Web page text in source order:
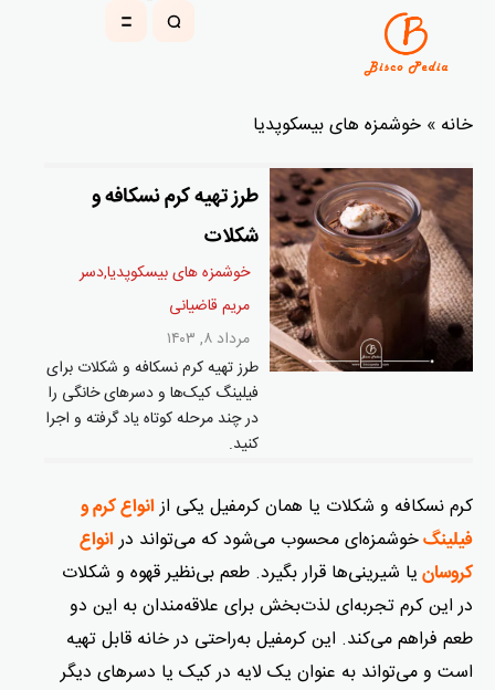
خانه » خوشمزه های بیسکوپدیا
طرز تهیه کرم نسکافه و
شکلات
خوشمزه های بیسکوپدیا,دسر
مریم قاضیانی
مرداد ۸, ۱۴۰۳
طرز تهیه کرم نسکافه و شکلات برای
فیلینگ کیک‌ها و دسرهای خانگی را
در چند مرحله کوتاه یاد گرفته و اجرا
کنید.
کرم نسکافه و شکلات یا همان کرمفیل یکی از انواع کرم و
فیلینگخوشمزه‌ای محسوب می‌شود که می‌تواند درانواع
کروسان یا شیرینی‌ها قرار بگیرد. طعم بی‌نظیر قهوه و شکلات
در این کرم تجربه‌ای لذت‌بخش برای علاقه‌مندان به این دو
طعم فراهم می‌کند. این کرمفیل به‌راحتی در خانه قابل تهیه
است و می‌تواند به عنوان یک لایه در کیک یا دسرهای دیگر